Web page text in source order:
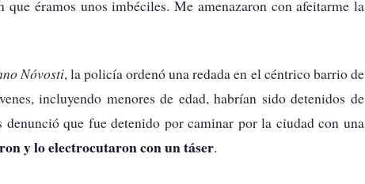
éramos unos imbéciles. Me amenazaron con afeitarme la
Nóvosti, la policía ordenó una redada en el céntrico barrio de
incluyendo menores de edad, habrían sido detenidos de
que fue detenido por caminar por la ciudad con una
y lo electrocutaron con un táser.